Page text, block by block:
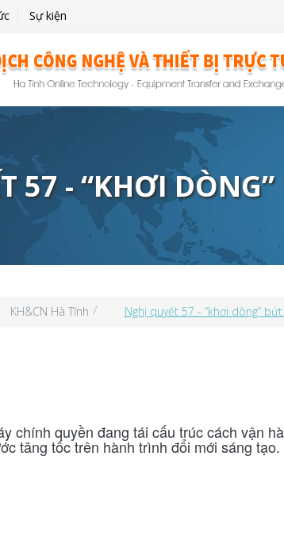
Sự kiện
57 - “KHƠI
KH&CN Hà Tĩnh Nghị quyết 57 - “khơi dòng”
chính quyền đang tái cấu trúc cách vận
tăng tốc trên hành trình đổi mới sáng tạo.